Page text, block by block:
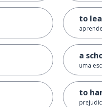
to
a
uma
to